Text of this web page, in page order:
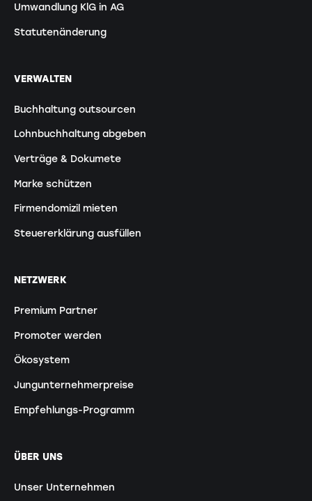
Umwandlung KlG in AG
Statutenänderung
VERWALTEN
Buchhaltung outsourcen
Lohnbuchhaltung abgeben
Verträge & Dokumete
Marke schützen
Firmendomizil mieten
Steuererklärung ausfüllen
NETZWERK
Premium Partner
Promoter werden
Ökosystem
Jungunternehmerpreise
Empfehlungs-Programm
ÜBER UNS
Unser Unternehmen